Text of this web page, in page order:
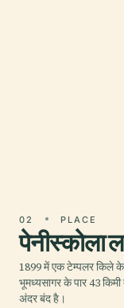
02 PLACE
पेनीस्कोला
1899 में एक टेम्पलर किले
भूमध्यसागर के पार 43
अंदर बंद है।